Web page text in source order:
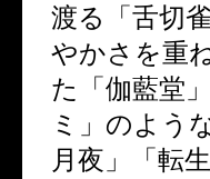
渡る「舌切
やかさを重
た「伽藍堂
ミ」のよう
月夜」「転